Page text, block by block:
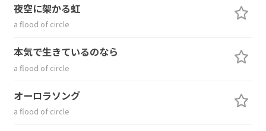
夜空に架かる虹
a flood of circle
本気で生きているのなら
a flood of circle
オーロラソング
a flood of circle